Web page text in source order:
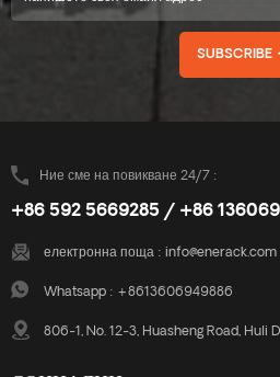
SUBSCRIBE
Ние сме на повикване 24/7 :
+86 592 5669285 / +86
електронна поща : info@enerack.com
Whatsapp : +8613606949886
806-1, No. 12-3, Huasheng Road, Huli